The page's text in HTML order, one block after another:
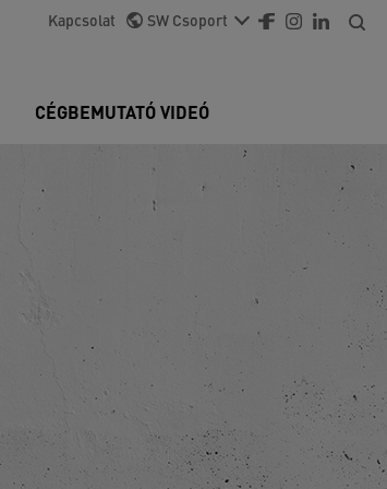
Kapcsolat SW Csoport
CÉGBEMUTATÓ VIDEÓ